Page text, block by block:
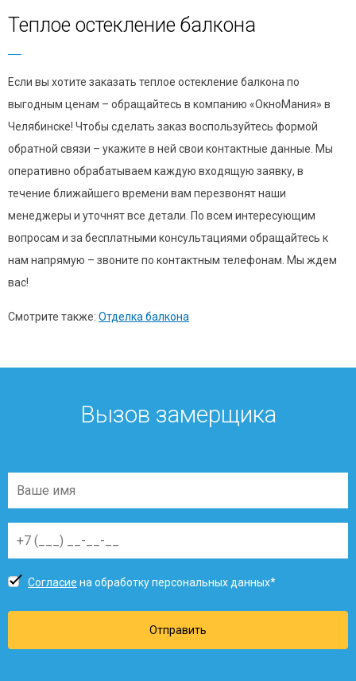
Теплое остекление балкона
Если вы хотите заказать теплое остекление балкона по
выгодным ценам – обращайтесь в компанию «ОкноМания» в
Челябинске! Чтобы сделать заказ воспользуйтесь формой
обратной связи – укажите в ней свои контактные данные. Мы
оперативно обрабатываем каждую входящую заявку, в
течение ближайшего времени вам перезвонят наши
менеджеры и уточнят все детали. По всем интересующим
вопросам и за бесплатными консультациями обращайтесь к
нам напрямую – звоните по контактным телефонам. Мы ждем
вас!
Смотрите также: Отделка балкона
Вызов замерщика
Согласие на обработку персональных данных*
Отправить